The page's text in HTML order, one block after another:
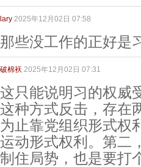
lary 2025年12月02日 07:58
那些没工作的正好是
破棉袄 2025年12月02日 07:31
这只能说明习的权威
这种方式反击，存在
为止靠党组织形式权
运动形式权利。第二
制住局势，也是要打